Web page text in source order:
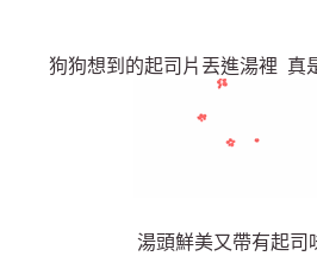
狗狗想到的起司片丟進湯裡 真
湯頭鮮美又帶有起司